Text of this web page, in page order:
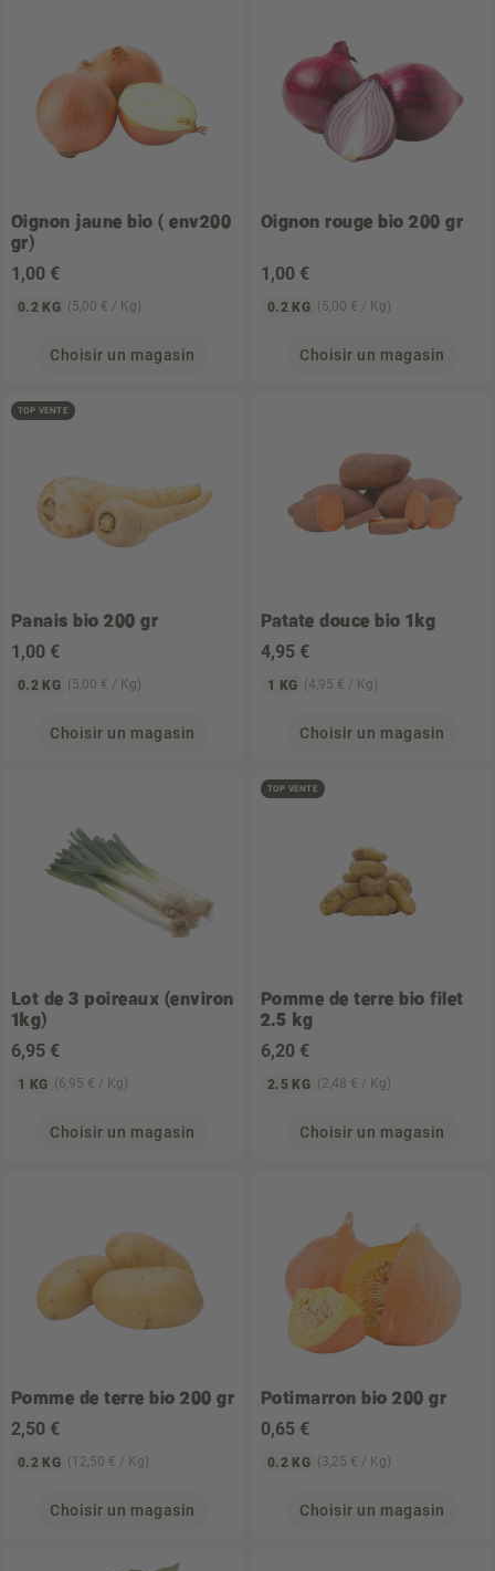
Oignon jaune bio ( env200
gr)
1 ,00 €
0.2 KG (5,00 € / Kg)
Choisir un magasin
Oignon rouge bio 200 gr
1 ,00 €
0.2 KG (5,00 € / Kg)
Choisir un magasin
TOP VENTE
Panais bio 200 gr
1 ,00 €
0.2 KG (5,00 € / Kg)
Choisir un magasin
Patate douce bio 1kg
4,95 €
1 KG (4,95 € / Kg)
Choisir un magasin
Lot de 3 poireaux (environ
1kg)
6,95 €
1 KG (6,95 € / Kg)
Choisir un magasin
TOP VENTE
Pomme de terre bio filet
2.5 kg
6,20 €
2.5 KG (2,48 € / Kg)
Choisir un magasin
Pomme de terre bio 200 gr
2,50 €
0.2 KG (12,50 € / Kg)
Choisir un magasin
Potimarron bio 200 gr
0,65 €
0.2 KG (3,25 € / Kg)
Choisir un magasin